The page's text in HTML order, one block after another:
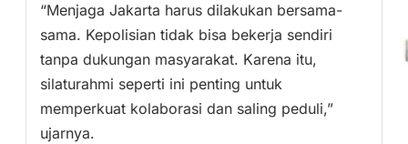
“Menjaga Jakarta harus dilakukan bersama-
sama. Kepolisian tidak bisa bekerja sendiri
tanpa dukungan masyarakat. Karena itu,
silaturahmi seperti ini penting untuk
memperkuat kolaborasi dan saling peduli,”
ujarnya.